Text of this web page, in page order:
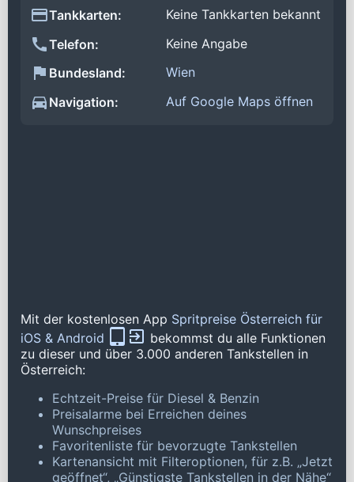
Tankkarten:
Keine Tankkarten bekannt
Telefon:
Keine Angabe
Bundesland:
Wien
Navigation:
Auf Google Maps öffnen
Mit der kostenlosen App Spritpreise Österreich für
iOS & Android
bekommst du alle Funktionen
zu dieser und über 3.000 anderen Tankstellen in
Österreich:
Echtzeit-Preise für Diesel & Benzin
Preisalarme bei Erreichen deines
Wunschpreises
Favoritenliste für bevorzugte Tankstellen
Kartenansicht mit Filteroptionen, für z.B. „Jetzt
geöffnet“, „Günstigste Tankstellen in der Nähe“